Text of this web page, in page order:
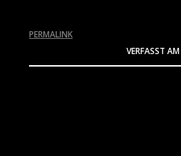
VERFASST AM
PERMALINK